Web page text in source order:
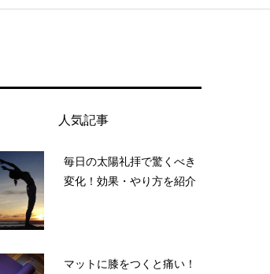
人気記事
毎日の太陽礼拝で驚くべき
変化！効果・やり方を紹介
マットに膝をつくと痛い！